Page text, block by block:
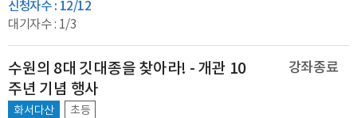
신청자수 : 12/12
대기자수 : 1/3
수원의 8대 깃대종을 찾아라! - 개관 10
주년 기념 행사
화서다산 초등
강좌종료